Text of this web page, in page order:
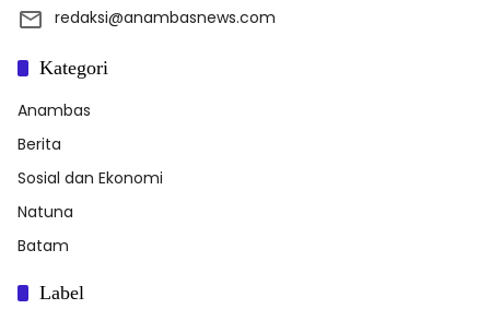
redaksi@anambasnews.com
Kategori
Anambas
Berita
Sosial dan Ekonomi
Natuna
Batam
Label